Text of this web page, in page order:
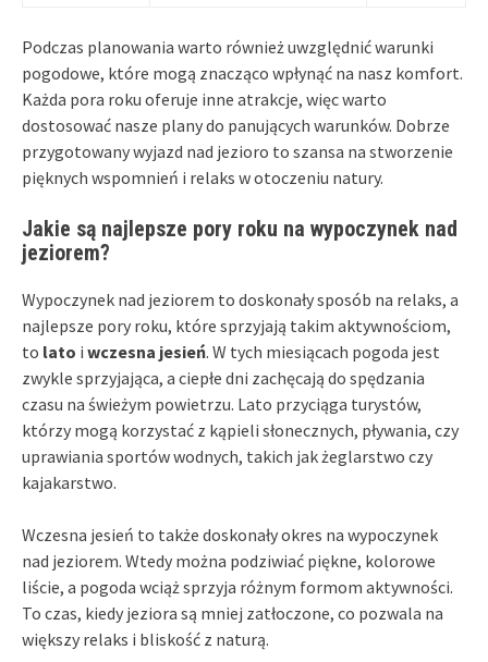
Podczas planowania warto również uwzględnić warunki
pogodowe, które mogą znacząco wpłynąć na nasz komfort.
Każda pora roku oferuje inne atrakcje, więc warto
dostosować nasze plany do panujących warunków. Dobrze
przygotowany wyjazd nad jezioro to szansa na stworzenie
pięknych wspomnień i relaks w otoczeniu natury.
Jakie są najlepsze pory roku na wypoczynek nad
jeziorem?
Wypoczynek nad jeziorem to doskonały sposób na relaks, a
najlepsze pory roku, które sprzyjają takim aktywnościom,
to lato i wczesna jesień. W tych miesiącach pogoda jest
zwykle sprzyjająca, a ciepłe dni zachęcają do spędzania
czasu na świeżym powietrzu. Lato przyciąga turystów,
którzy mogą korzystać z kąpieli słonecznych, pływania, czy
uprawiania sportów wodnych, takich jak żeglarstwo czy
kajakarstwo.
Wczesna jesień to także doskonały okres na wypoczynek
nad jeziorem. Wtedy można podziwiać piękne, kolorowe
liście, a pogoda wciąż sprzyja różnym formom aktywności.
To czas, kiedy jeziora są mniej zatłoczone, co pozwala na
większy relaks i bliskość z naturą.